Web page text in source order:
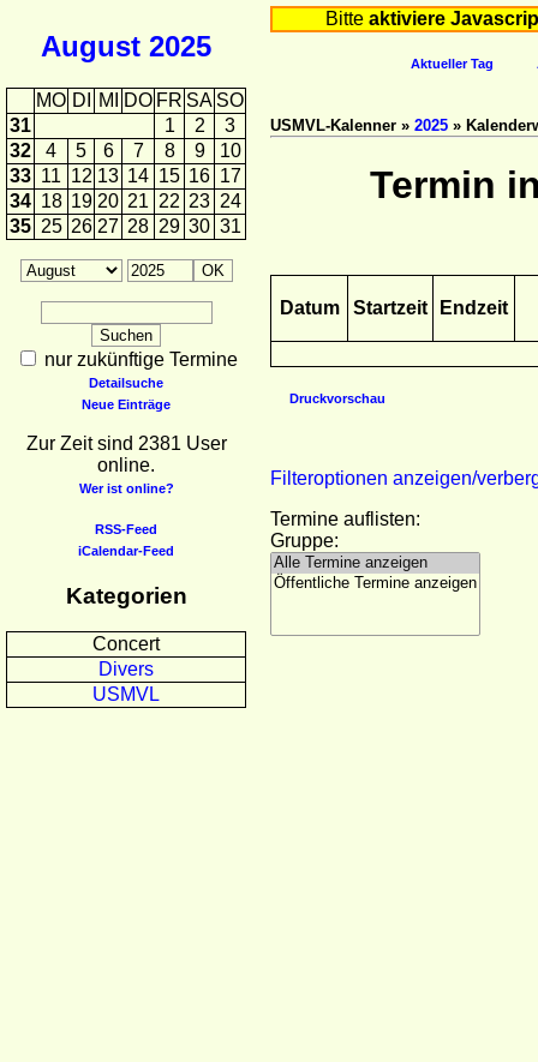
August 2025
MO DI MI DO FR SA SO
31
1 2
3
32
4 5 6 7 8 9
10
33 11 12 13 14 15 16 17
34 18 19 20 21 22 23 24
35 25 26 27 28 29 30 31
nur zukünftige Termine
Detailsuche
Neue Einträge
Zur Zeit sind 2381 User
online.
Wer ist online?
RSS-Feed
iCalendar-Feed
Kategorien
Concert
Divers
USMVL
Bitte aktiviere
Aktueller Tag
USMVL-Kalenner » 2025 »
Termin
Datum Startzeit Endzeit
Druckvorschau
Filteroptionen anzeigen/
Termine auflisten:
Gruppe: